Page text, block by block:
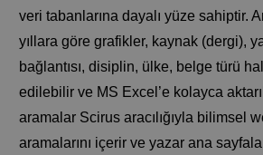
veri tabanlarına dayalı yüze sahiptir.
yıllara göre grafikler, kaynak (dergi),
bağlantısı, disiplin, ülke, belge türü
edilebilir ve MS Excel’e kolayca
aramalar Scirus aracılığıyla bilimsel
aramalarını içerir ve yazar ana